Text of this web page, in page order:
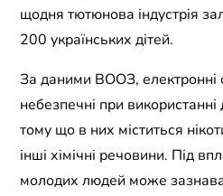
щодня тютюнова індустрія
200 українських дітей.
За даними ВООЗ, електронні
небезпечні при використанні
тому що в них міститься
інші хімічні речовини. Під
молодих людей може